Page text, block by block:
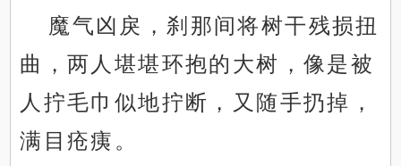
魔气凶戾，刹那间将树干残损扭
曲，两人堪堪环抱的大树，像是被
人拧毛巾似地拧断，又随手扔掉，
满目疮痍。